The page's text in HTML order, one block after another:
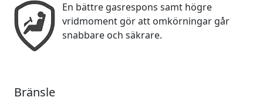
En bättre gasrespons samt högre
vridmoment gör att omkörningar går
snabbare och säkrare.
Bränsle